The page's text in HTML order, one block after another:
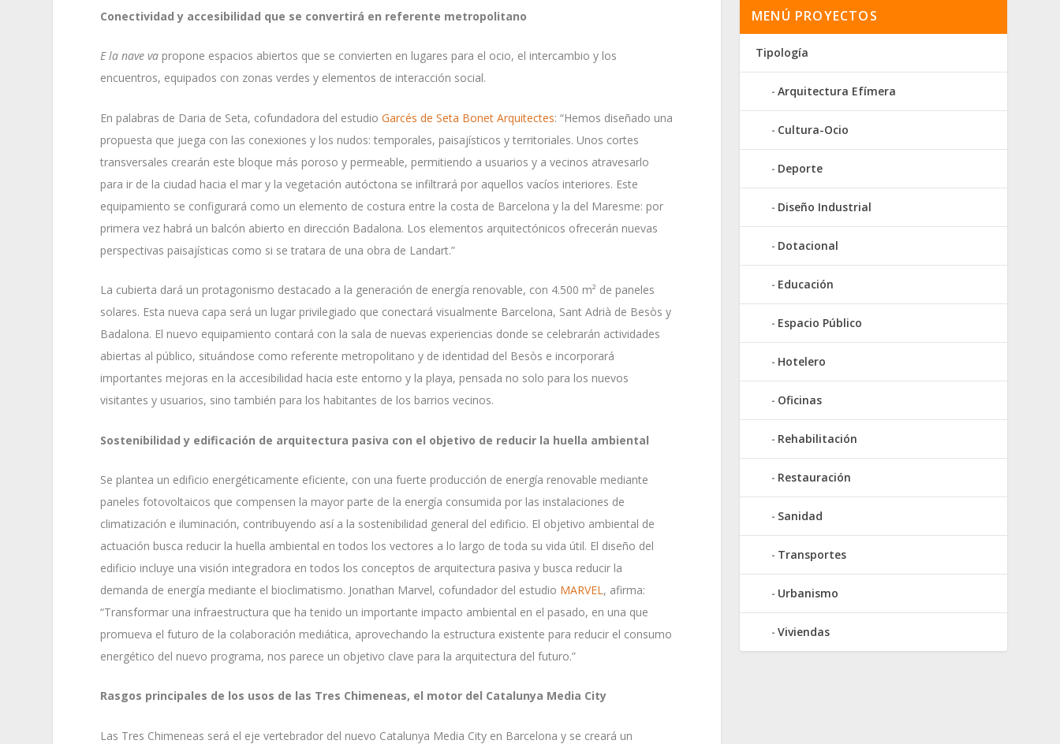
Conectividad y accesibilidad que se convertirá en referente metropolitano
E la nave va propone espacios abiertos que se convierten en lugares para el ocio, el intercambio y los
encuentros, equipados con zonas verdes y elementos de interacción social.
En palabras de Daria de Seta, cofundadora del estudioGarcés de Seta Bonet Arquitectes: “Hemos diseñado una
propuesta que juega con las conexiones y los nudos: temporales, paisajísticos y territoriales. Unos cortes
transversales crearán este bloque más poroso y permeable, permitiendo a usuarios y a vecinos atravesarlo
para ir de la ciudad hacia el mar y la vegetación autóctona se infiltrará por aquellos vacíos interiores. Este
equipamiento se configurará como un elemento de costura entre la costa de Barcelona y la del Maresme: por
primera vez habrá un balcón abierto en dirección Badalona. Los elementos arquitectónicos ofrecerán nuevas
perspectivas paisajísticas como si se tratara de una obra de Landart.”
La cubierta dará un protagonismo destacado a la generación de energía renovable, con 4.500 m² de paneles
solares. Esta nueva capa será un lugar privilegiado que conectará visualmente Barcelona, Sant Adrià de Besòs y
Badalona. El nuevo equipamiento contará con la sala de nuevas experiencias donde se celebrarán actividades
abiertas al público, situándose como referente metropolitano y de identidad del Besòs e incorporará
importantes mejoras en la accesibilidad hacia este entorno y la playa, pensada no solo para los nuevos
visitantes y usuarios, sino también para los habitantes de los barrios vecinos.
Sostenibilidad y edificación de arquitectura pasiva con el objetivo de reducir la huella ambiental
Se plantea un edificio energéticamente eficiente, con una fuerte producción de energía renovable mediante
paneles fotovoltaicos que compensen la mayor parte de la energía consumida por las instalaciones de
climatización e iluminación, contribuyendo así a la sostenibilidad general del edificio. El objetivo ambiental de
actuación busca reducir la huella ambiental en todos los vectores a lo largo de toda su vida útil. El diseño del
edificio incluye una visión integradora en todos los conceptos de arquitectura pasiva y busca reducir la
demanda de energía mediante el bioclimatismo. Jonathan Marvel, cofundador del estudio MARVEL, afirma:
“Transformar una infraestructura que ha tenido un importante impacto ambiental en el pasado, en una que
promueva el futuro de la colaboración mediática, aprovechando la estructura existente para reducir el consumo
energético del nuevo programa, nos parece un objetivo clave para la arquitectura del futuro.”
Rasgos principales de los usos de las Tres Chimeneas, el motor del Catalunya Media City
Las Tres Chimeneas será el eje vertebrador del nuevo Catalunya Media City en Barcelona y se creará un
MENÚ PROYECTOS
Tipología
Arquitectura Efímera
Cultura-Ocio
Deporte
Diseño Industrial
Dotacional
Educación
Espacio Público
Hotelero
Oficinas
Rehabilitación
Restauración
Sanidad
Transportes
Urbanismo
Viviendas